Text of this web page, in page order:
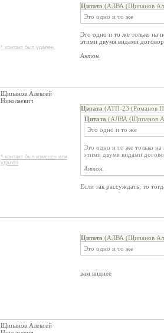
* контакт был удален
Цитата (АЛВА (Щипанов
Это одно и то же
Это одно и то же только на
этими двумя видами
Антон.
Щипанов Алексей
Николаевич
* контакт был изменен или
удален
Цитата (АТП-23 (Романов
Цитата (АЛВА (Щипанов
Это одно и то же
Это одно и то же только на
этими двумя видами
Антон.
Если так рассуждать, то
Цитата (АЛВА (Щипанов
Это одно и то же
вам виднее
Щипанов Алексей